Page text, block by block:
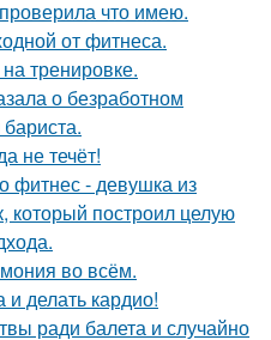
что имею.
от фитнеса.
тренировке.
о безработном
не течёт!
фитнес - девушка из
который построил целую
во всём.
делать кардио!
ради балета и случайно